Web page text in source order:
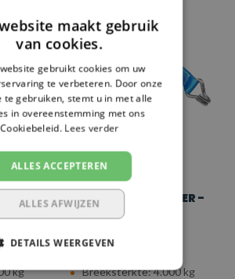
-
kg
COMPLETE RVS
SPANBAND - 6 METER -
50 MM - 4.000 KG
Breedte: 50 mm
Breeksterkte: 4.000 kg
maakt gebruik
van cookies.
gebruikt cookies om uw
te verbeteren. Door onze
te gebruiken, stemt u in met alle
in overeenstemming met ons
Cookiebeleid. Lees verder
ALLES ACCEPTEREN
ALLES AFWIJZEN
DETAILS WEERGEVEN